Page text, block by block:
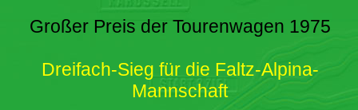
Großer Preis der Tourenwagen 1975
Dreifach-Sieg für die Faltz-Alpina-
Mannschaft